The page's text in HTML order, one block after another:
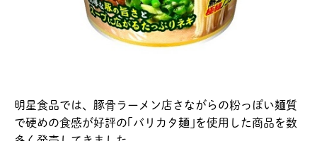
明星食品では、豚骨ラーメン店さながらの粉っぽい麺質
で硬めの食感が好評の｢バリカタ麺｣を使用した商品を数